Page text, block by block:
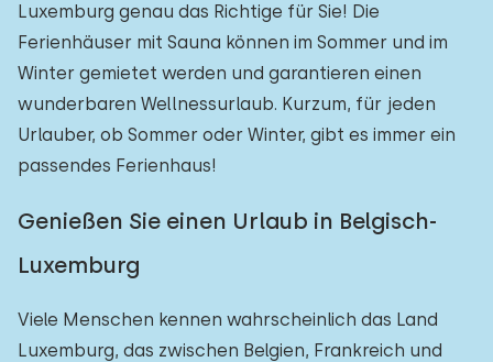
Luxemburg genau das Richtige für Sie! Die
Ferienhäuser mit Sauna können im Sommer und im
Winter gemietet werden und garantieren einen
wunderbaren Wellnessurlaub. Kurzum, für jeden
Urlauber, ob Sommer oder Winter, gibt es immer ein
passendes Ferienhaus!
Genießen Sie einen Urlaub in Belgisch-
Luxemburg
Viele Menschen kennen wahrscheinlich das Land
Luxemburg, das zwischen Belgien, Frankreich und